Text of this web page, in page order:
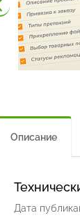
Описание
Дата